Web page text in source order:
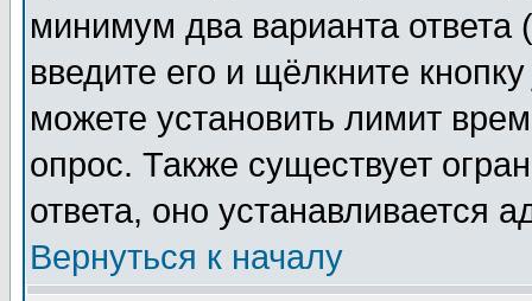
минимум два варианта ответа
введите его и щёлкните
можете установить лимит
опрос. Также существует
ответа, оно устанавливается
Вернуться к началу